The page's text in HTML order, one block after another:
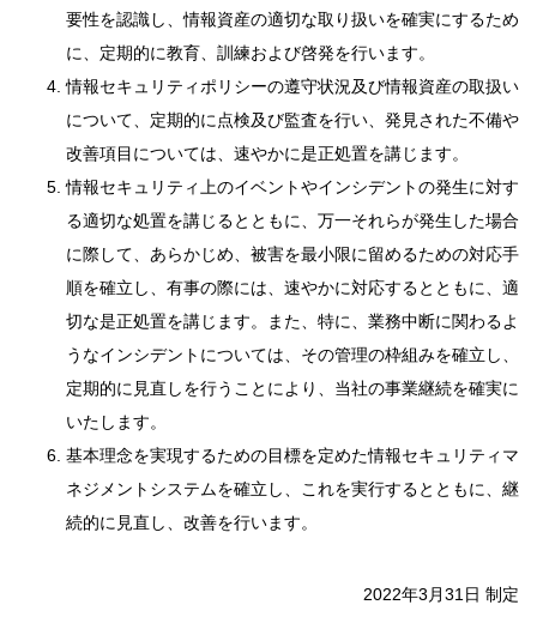
要性を認識し、情報資産の適切な取り扱いを確実にするため
に、定期的に教育、訓練および啓発を行います。
情報セキュリティポリシーの遵守状況及び情報資産の取扱い
について、定期的に点検及び監査を行い、発見された不備や
改善項目については、速やかに是正処置を講じます。
情報セキュリティ上のイベントやインシデントの発生に対す
る適切な処置を講じるとともに、万一それらが発生した場合
に際して、あらかじめ、被害を最小限に留めるための対応手
順を確立し、有事の際には、速やかに対応するとともに、適
切な是正処置を講じます。また、特に、業務中断に関わるよ
うなインシデントについては、その管理の枠組みを確立し、
定期的に見直しを行うことにより、当社の事業継続を確実に
いたします。
基本理念を実現するための目標を定めた情報セキュリティマ
ネジメントシステムを確立し、これを実行するとともに、継
続的に見直し、改善を行います。
2022年3月31日 制定